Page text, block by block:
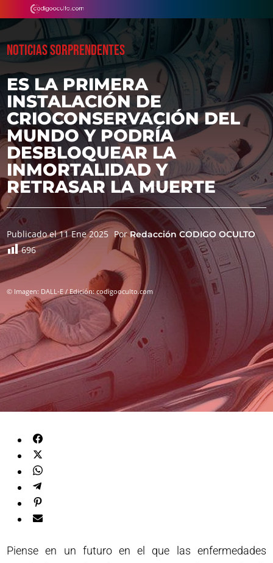
NOTICIAS SORPRENDENTES
ES LA PRIMERA
INSTALACIÓN DE
CRIOCONSERVACIÓN DEL
MUNDO Y PODRÍA
DESBLOQUEAR LA
INMORTALIDAD Y
RETRASAR LA MUERTE
Publicado el 11 Ene 2025 PorRedacción CODIGO OCULTO
696
© Imagen: DALL-E / Edición: codigooculto.com
Piense en un futuro en el que las enfermedades